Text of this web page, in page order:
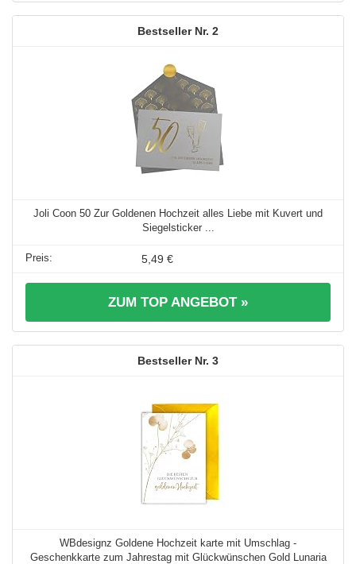
2
Joli Coon 50 Zur Goldenen Hochzeit alles Liebe mit Kuvert und
Siegelsticker ...
5,49 €
ZUM TOP ANGEBOT »
3
WBdesignz Goldene Hochzeit karte mit Umschlag -
Geschenkkarte zum Jahrestag mit Glückwünschen Gold Lunaria